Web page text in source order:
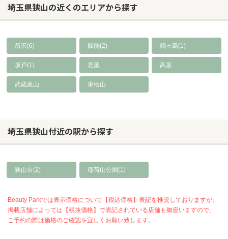
埼玉県狭山の近くのエリアから探す
所沢(6) 飯能(2) 鶴ヶ島(1)
坂戸(1) 若葉 高坂
武蔵嵐山 東松山
埼玉県狭山付近の駅から探す
狭山市(2) 稲荷山公園(1)
Beauty Parkでは表示価格について【税込価格】表記を推奨しておりますが、
掲載店舗によっては【税抜価格】で表記されている店舗も御座いますので、
ご予約の際は価格のご確認を宜しくお願い致します。